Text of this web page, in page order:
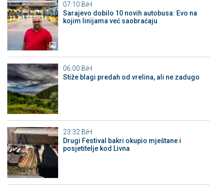
07:10 BiH
Sarajevo dobilo 10 novih autobusa: Evo na
kojim linijama već saobraćaju
06:00 BiH
Stiže blagi predah od vrelina, ali ne zadugo
23:32 BiH
Drugi Festival bakri okupio mještane i
posjetitelje kod Livna